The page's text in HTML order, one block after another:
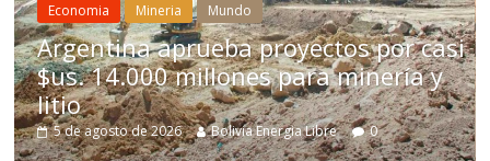
Mineria Mundo
aprueba proyectos por casi
millones para minería y
de 2026 Bolivia Energia Libre 0
Chile
para
Bolivia
5 de agosto de